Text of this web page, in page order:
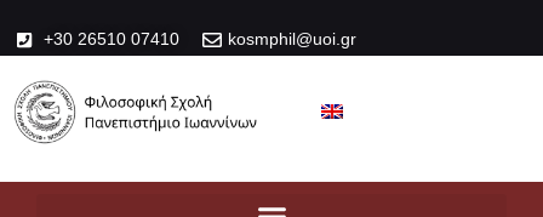
+30 26510 07410 kosmphil@uoi.gr